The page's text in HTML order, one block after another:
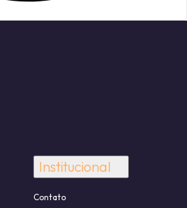
Institucional
Contato